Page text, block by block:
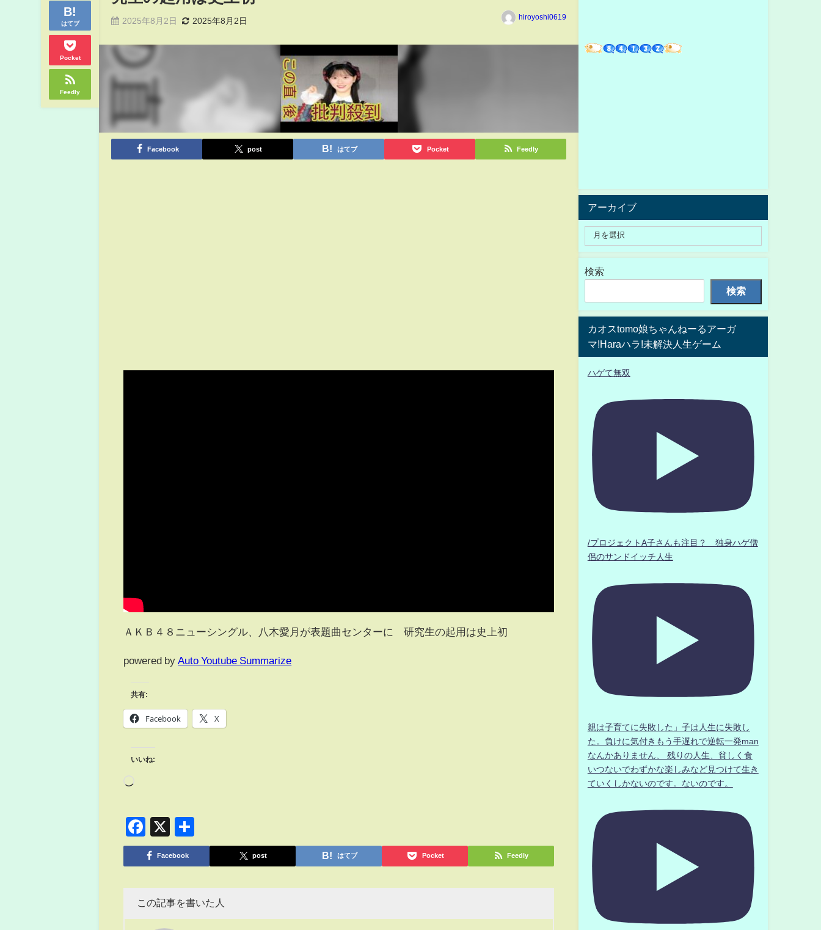
はてブ
Pocket
Feedly
2025年8月2日 2025年8月2日 hiroyoshi0619
Facebook post はてブ Pocket Feedly
ＡＫＢ４８ニューシングル、八木愛月が表題曲センターに 研究生の起用は史上初
powered by Auto Youtube Summarize
共有:
Facebook X
いいね:
Facebook
X
有
Facebook post はてブ Pocket Feedly
この記事を書いた人
アーカイブ
検索
検索
カオスtomo娘ちゃんねーるアーガ
マ!Haraハラ!未解決人生ゲーム
ハゲて無双
/プロジェクトA子さんも注目？ 独身ハゲ僧
侶のサンドイッチ人生
親は子育てに失敗した」子は人生に失敗し
た。負けに気付きもう手遅れで逆転一発man
なんかありません、 残りの人生、貧しく食
いつないでわずかな楽しみなど見つけて生き
ていくしかないのです。ないのです。